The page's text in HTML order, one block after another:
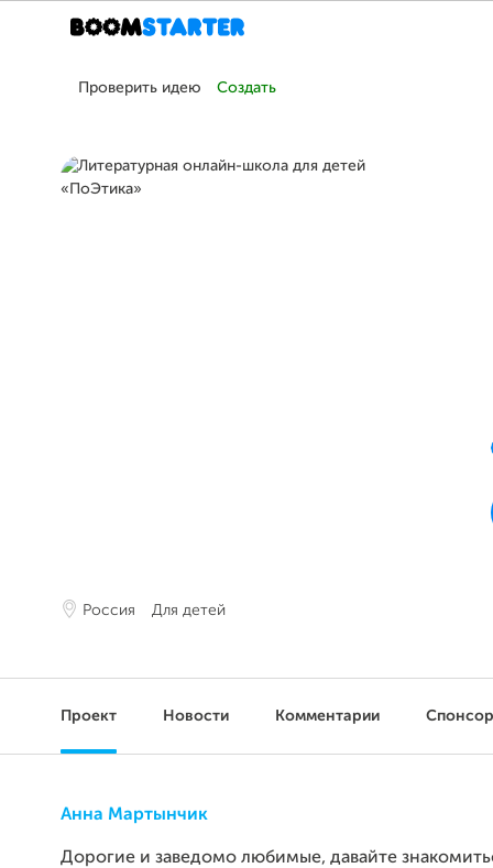
Проверить идею Создать
Россия Для детей
Проект Новости Комментарии
Анна Мартынчик
Дорогие и заведомо любимые, давайте